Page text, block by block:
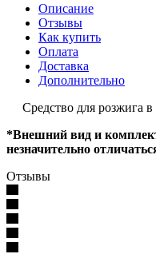
Описание
Отзывы
Как купить
Оплата
Доставка
Дополнительно
Средство для розжига
*Внешний вид и
незначительно
Отзывы